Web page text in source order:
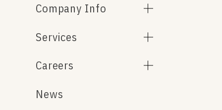
Company Info
Services
Careers
News